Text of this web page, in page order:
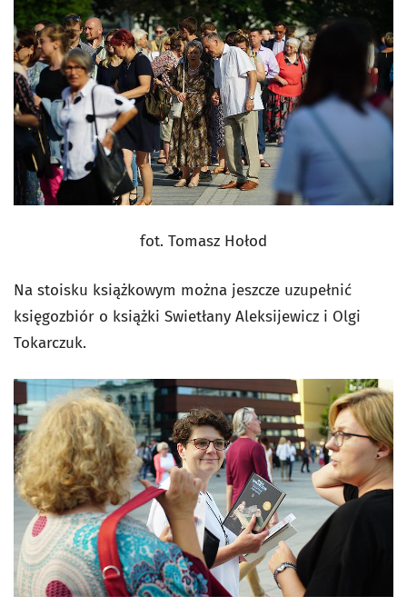
fot. Tomasz Hołod
Na stoisku książkowym można jeszcze uzupełnić
księgozbiór o książki Swietłany Aleksijewicz i Olgi
Tokarczuk.